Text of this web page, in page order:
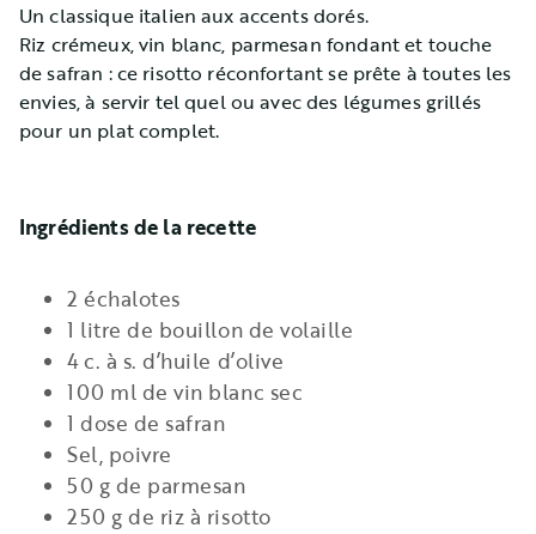
Un classique italien aux accents dorés.
Riz crémeux, vin blanc, parmesan fondant et touche
de safran : ce risotto réconfortant se prête à toutes les
envies, à servir tel quel ou avec des légumes grillés
pour un plat complet.
Ingrédients de la recette
2 échalotes
1 litre de bouillon de volaille
4 c. à s. d’huile d’olive
100 ml de vin blanc sec
1 dose de safran
Sel, poivre
50 g de parmesan
250 g de riz à risotto